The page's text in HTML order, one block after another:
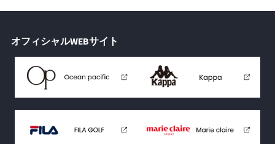
オフィシャルWEBサイト